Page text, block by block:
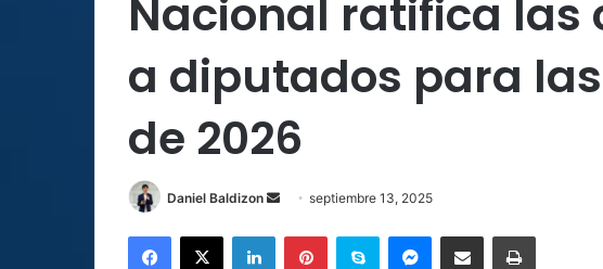
Nacional ratifica
a diputados para
de 2026
Daniel Baldizon
Send
email
septiembre 13, 2025
Facebook
X LinkedInPinterestSkype MessengerCompartir por correo electrónicoImprimir